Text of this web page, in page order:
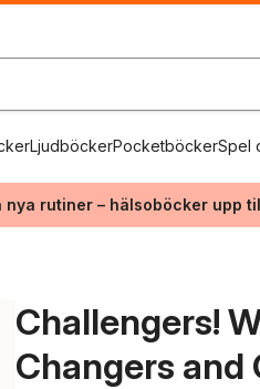
LjudböckerPocketböckerSpel
nya rutiner – hälsoböcker upp
Challengers!
Changers and